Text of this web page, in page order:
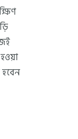
হবেন